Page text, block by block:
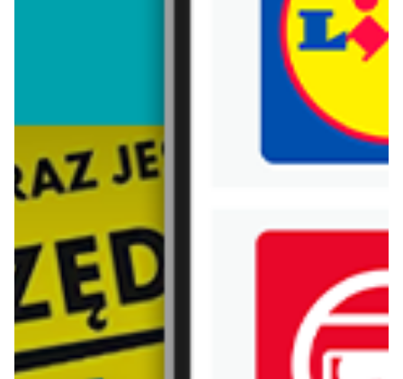
Trafiłeś na nieaktualną gazetkę
Zobacz aktualne gazetki Blix!
aktualna
Euro Sklep
już za 7 dni